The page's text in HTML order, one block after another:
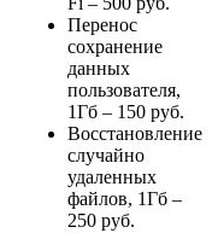
Перенос
сохранение
данных
пользователя,
1Гб – 150 руб.
Восстановление
случайно
удаленных
файлов, 1Гб –
250 руб.